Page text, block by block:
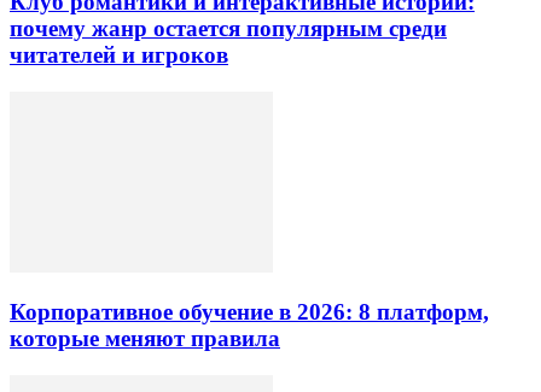
почему жанр остается популярным среди
читателей и игроков
Корпоративное обучение в 2026: 8 платформ,
которые меняют правила